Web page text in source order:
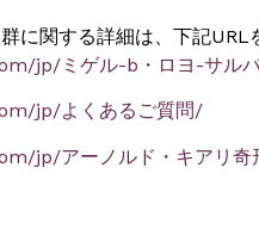
に関する詳細は、下記URL
jp/ミゲル-b・ロヨ-サル
jp/よくあるご質問/
jp/アーノルド・キアリ奇